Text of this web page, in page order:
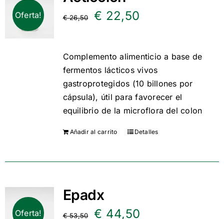
Oferta! €26,50
El
original
era:
€ 26,50.
€ 22,50
actual
es:
€ 22,50.
Complemento alimenticio a base de
fermentos lácticos vivos
gastroprotegidos (10 billones por
cápsula), útil para favorecer el
equilibrio de la microflora del colon
Añadir al carrito Detalles
Oferta!
Epadx
€53,50
El
€ 44,50